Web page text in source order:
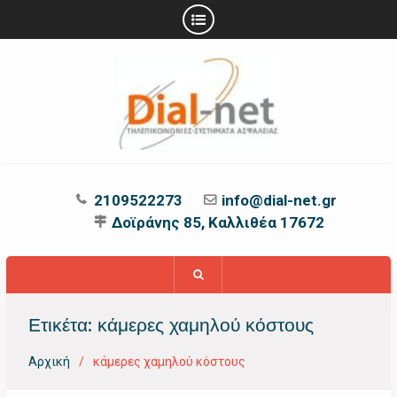
2109522273
info@dial-net.gr
Δοϊράνης 85, Καλλιθέα 17672
Ετικέτα: κάμερες χαμηλού κόστους
Αρχική κάμερες χαμηλού κόστους